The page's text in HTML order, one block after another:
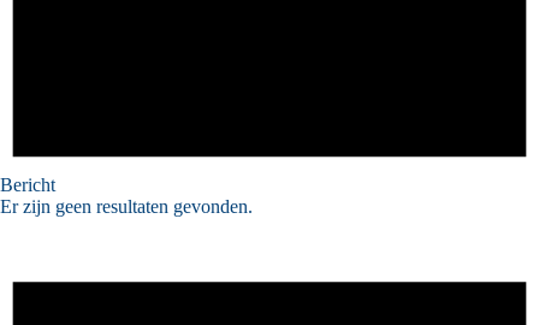
Bericht
Er zijn geen resultaten gevonden.